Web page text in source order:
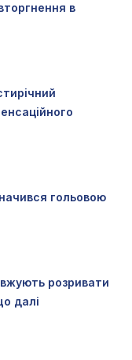
в
гольовою
розривати
далі